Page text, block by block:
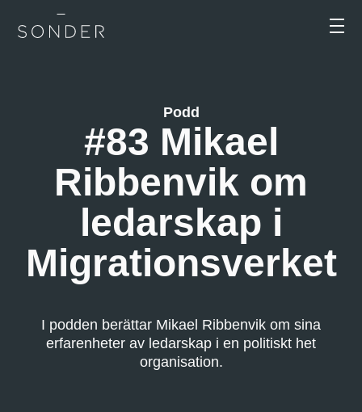
Podd
#83 Mikael
Ribbenvik om
ledarskap i
Migrationsverket
I podden berättar Mikael Ribbenvik om sina
erfarenheter av ledarskap i en politiskt het
organisation.